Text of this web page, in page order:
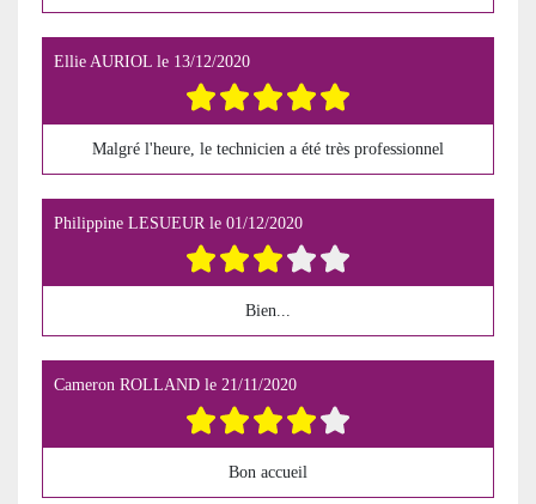
Ellie AURIOL le 13/12/2020
Malgré l'heure, le technicien a été très professionnel
Philippine LESUEUR le 01/12/2020
Bien...
Cameron ROLLAND le 21/11/2020
Bon accueil